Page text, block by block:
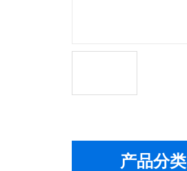
产品分类